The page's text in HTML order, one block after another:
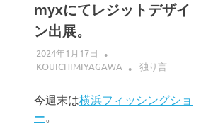
myxにてレジットデザイ
ン出展。
2024年1月17日
KOUICHIMIYAGAWA
独り言
今週末は横浜フィッシングショ
ー